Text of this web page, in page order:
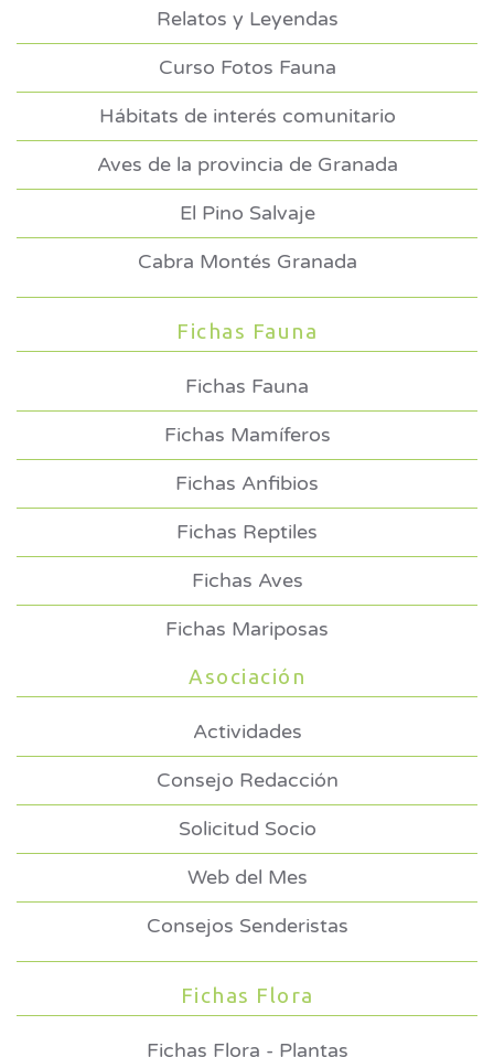
Relatos y Leyendas
Curso Fotos Fauna
Hábitats de interés comunitario
Aves de la provincia de Granada
El Pino Salvaje
Cabra Montés Granada
Fichas Fauna
Fichas Fauna
Fichas Mamíferos
Fichas Anfibios
Fichas Reptiles
Fichas Aves
Fichas Mariposas
Asociación
Actividades
Consejo Redacción
Solicitud Socio
Web del Mes
Consejos Senderistas
Fichas Flora
Fichas Flora - Plantas